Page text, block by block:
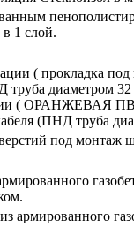
1 слой.
( прокладка под
труба диаметром
( ОРАНЖЕВАЯ
кабеля (ПНД
под
армированного